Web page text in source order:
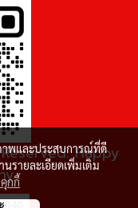
Happy
าพและประสบการณ์ที่ดี
รายละเอียดเพิ่มเติม
กกี้